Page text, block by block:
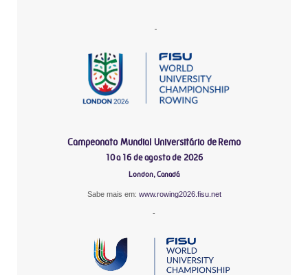
-
Campeonato Mundial Universitário de Remo
10 a 16 de agosto de 2026
London, Canadá
Sabe mais em: www.rowing2026.fisu.net
-